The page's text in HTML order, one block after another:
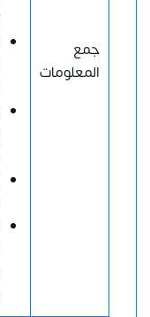
جمع
المعلومات